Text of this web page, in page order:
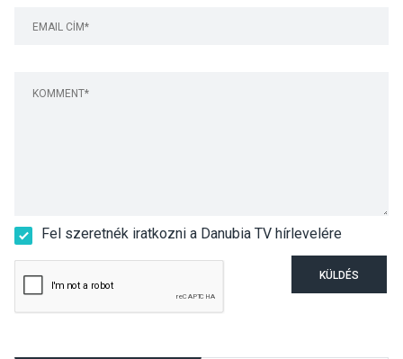
Fel szeretnék iratkozni a Danubia TV hírlevelére
KÜLDÉS